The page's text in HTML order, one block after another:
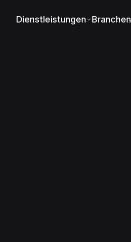
Dienstleistungen Branchen